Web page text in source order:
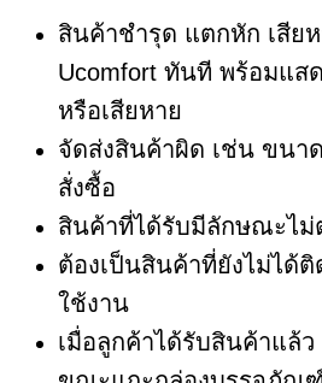
สินค้าชำรุด แตกหัก เสีย
Ucomfort ทันที พร้อมแส
หรือเสียหาย
จัดส่งสินค้าผิด เช่น ขนา
สั่งซื้อ
สินค้าที่ได้รับมีลักษณะไม่
ต้องเป็นสินค้าที่ยังไม่ได้
ใช้งาน
เมื่อลูกค้าได้รับสินค้าแล้